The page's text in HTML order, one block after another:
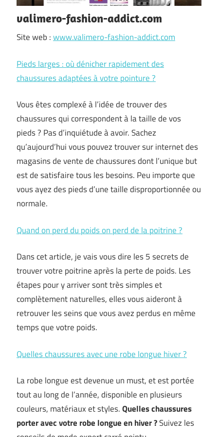
valimero-fashion-addict.com
Site web :www.valimero-fashion-addict.com
Pieds larges : où dénicher rapidement des
chaussures adaptées à votre pointure ?
Vous êtes complexé à l’idée de trouver des
chaussures qui correspondent à la taille de vos
pieds ? Pas d’inquiétude à avoir. Sachez
qu’aujourd’hui vous pouvez trouver sur internet des
magasins de vente de chaussures dont l’unique but
est de satisfaire tous les besoins. Peu importe que
vous ayez des pieds d’une taille disproportionnée ou
normale.
Quand on perd du poids on perd de la poitrine ?
Dans cet article, je vais vous dire les 5 secrets de
trouver votre poitrine après la perte de poids. Les
étapes pour y arriver sont très simples et
complètement naturelles, elles vous aideront à
retrouver les seins que vous avez perdus en même
temps que votre poids.
Quelles chaussures avec une robe longue hiver ?
La robe longue est devenue un must, et est portée
tout au long de l’année, disponible en plusieurs
couleurs, matériaux et styles.Quelles chaussures
porter avec votre robe longue en hiver ?Suivez les